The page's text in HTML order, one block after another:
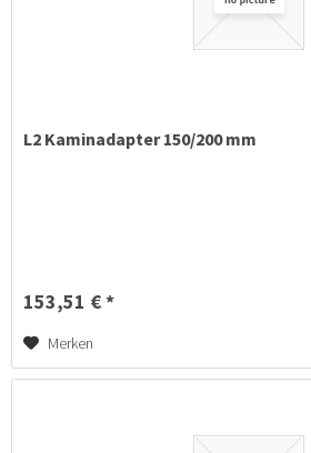
L2 Kaminadapter 150/200 mm
153,51 € *
Merken